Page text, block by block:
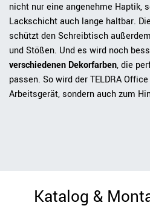
nicht nur eine angenehme Haptik,
Lackschicht auch lange haltbar.
schützt den Schreibtisch
und Stößen. Und es wird noch
verschiedenen Dekorfarben, die
passen. So wird der TELDRA
Arbeitsgerät, sondern auch zum
Katalog &